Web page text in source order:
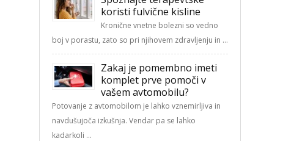
koristi fulvične kisline
Kronične vnetne bolezni so vedno
boj v porastu, zato so pri njihovem zdravljenju in …
Zakaj je pomembno imeti
komplet prve pomoči v
vašem avtomobilu?
Potovanje z avtomobilom je lahko vznemirljiva in
navdušujoča izkušnja. Vendar pa se lahko
kadarkoli …